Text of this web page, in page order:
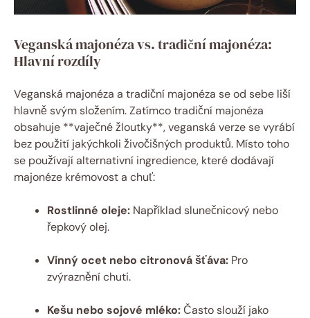
Veganská majonéza vs. tradiční majonéza:
Hlavní rozdíly
Veganská majonéza a tradiční majonéza se od sebe liší
hlavně svým složením. Zatímco tradiční majonéza
obsahuje **vaječné žloutky**, veganská verze se vyrábí
bez použití jakýchkoli živočišných produktů. Místo toho
se používají alternativní ingredience, které dodávají
majonéze krémovost a chuť:
Rostlinné oleje: Například slunečnicový nebo
řepkový olej.
Vinný ocet nebo citronová šťáva: Pro
zvýraznění chuti.
Kešu nebo sojové mléko:Často slouží jako